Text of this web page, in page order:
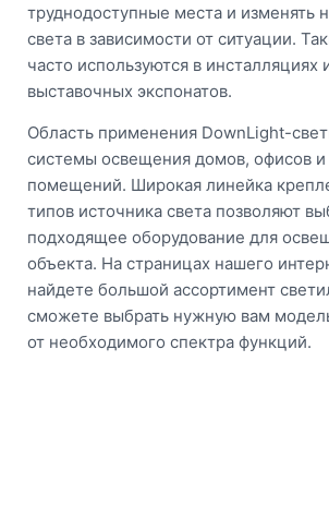
труднодоступные места и изменять
света в зависимости от ситуации.
часто используются в инсталляциях
выставочных экспонатов.
Область применения DownLight-
системы освещения домов, офисов и
помещений. Широкая линейка
типов источника света позволяют
подходящее оборудование для
объекта. На страницах нашего
найдете большой ассортимент
сможете выбрать нужную вам
от необходимого спектра функций.